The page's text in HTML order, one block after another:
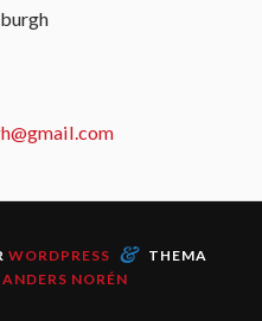
WORDPRESS &
THEMA
ANDERS NORÉN